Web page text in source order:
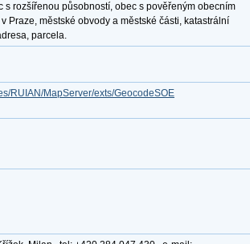
s rozšířenou působností, obec s pověřeným obecním
Praze, městské obvody a městské části, katastrální
parcela.
RUIAN/MapServer/exts/GeocodeSOE